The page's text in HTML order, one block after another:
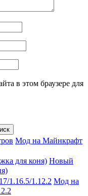
в этом браузере для
Мод на Майнкрафт
Новый
Мод на